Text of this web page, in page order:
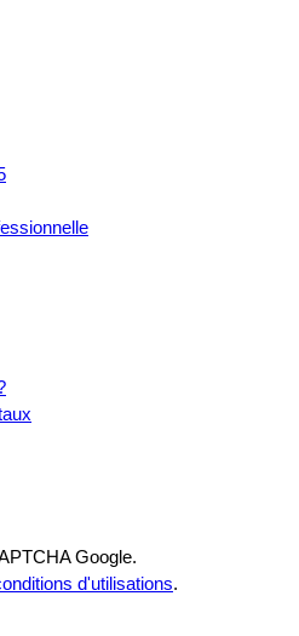
Google.
d'utilisations.